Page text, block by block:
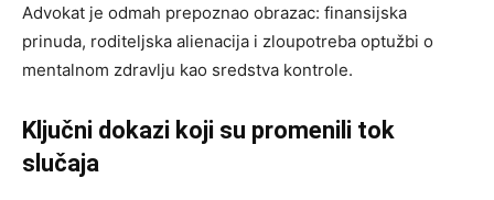
Advokat je odmah prepoznao obrazac: finansijska
prinuda, roditeljska alienacija i zloupotreba optužbi o
mentalnom zdravlju kao sredstva kontrole.
Ključni dokazi koji su promenili tok
slučaja